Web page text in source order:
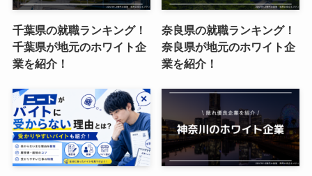
千葉県の就職ランキング！
千葉県が地元のホワイト企
業を紹介！
奈良県の就職ランキング！
奈良県が地元のホワイト企
業を紹介！